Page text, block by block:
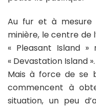
Au fur et à mesure
minière, le centre de
« Pleasant Island
« Devastation Island ».
Mais à force de se
commencent à
situation, un peu